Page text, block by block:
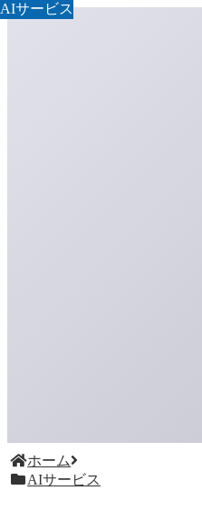
ホーム
AIサービス
AIサービス
AIサービス
AIサービス
AIサービス
AIサービス
AIサービス
AIサービス
AIサービス
AIサービス